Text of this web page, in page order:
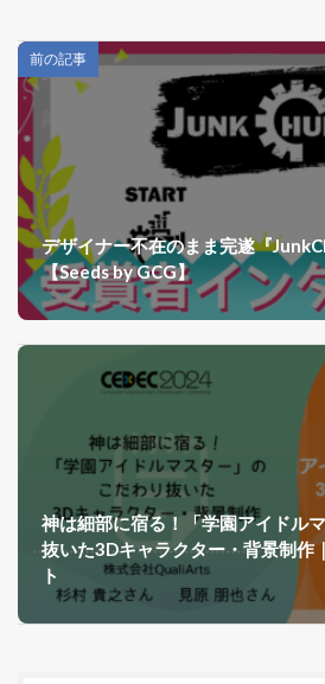
前の記事
デザイナー不在のまま完遂『
【Seeds by GCG】
神は細部に宿る！「学園アイドル
抜いた3Dキャラクター・背景制作
ト